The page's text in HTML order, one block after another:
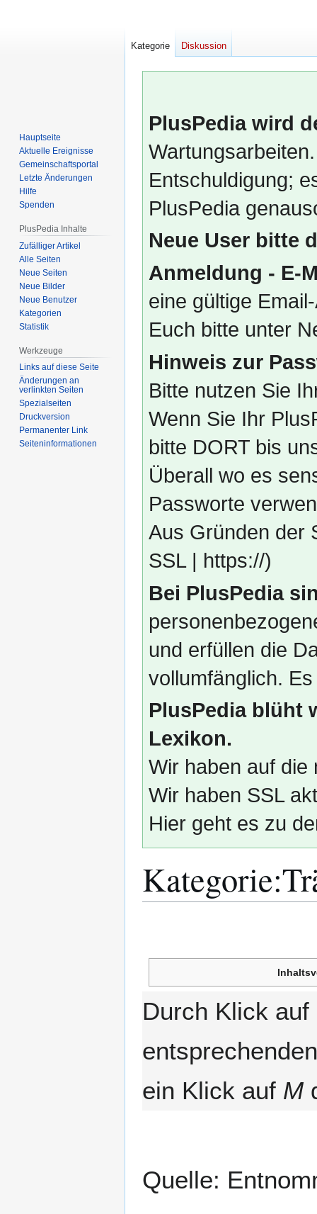
PlusPedia wird
Entschuldigung;
PlusPedia
Neue User bitte
Anmeldung - E-
eine gültige
Euch bitte unter
Hinweis zur
Bitte nutzen Sie
Wenn Sie Ihr
bitte DORT bis
Überall wo es
Passworte
Aus Gründen der
SSL | https://)
Bei PlusPedia
und erfüllen die
vollumfänglich.
PlusPedia blüht
Lexikon.
Wir haben auf die
Wir haben SSL
Hier geht es zu
Kategorie:
Durch Klick
ein Klick auf M
Quelle:
Kategorie Diskussion
Hauptseite
Aktuelle Ereignisse
Gemeinschafts­portal
Letzte Änderungen
Hilfe
Spenden
PlusPedia Inhalte
Zufälliger Artikel
Alle Seiten
Neue Seiten
Neue Bilder
Neue Benutzer
Kategorien
Statistik
Werkzeuge
Links auf diese Seite
Änderungen an
verlinkten Seiten
Spezialseiten
Druckversion
Permanenter Link
Seiten­­informationen